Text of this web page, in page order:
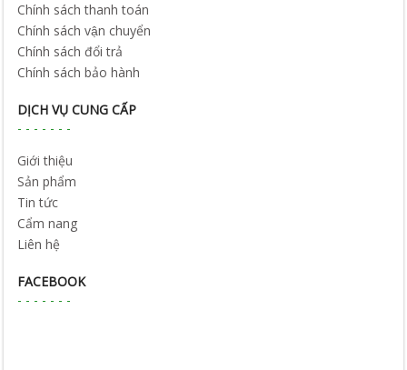
Chính sách thanh toán
Chính sách vận chuyển
Chính sách đổi trả
Chính sách bảo hành
DỊCH VỤ CUNG CẤP
Giới thiệu
Sản phẩm
Tin tức
Cẩm nang
Liên hệ
FACEBOOK